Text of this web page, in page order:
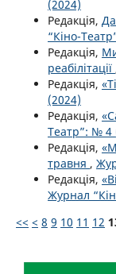
(2024)
Редакція,
“Кіно-
Редакція,
реабілітації
Редакція,
(2024)
Редакція,
Театр”: № 4
Редакція,
травня ,
Редакція,
Журнал
<< < 8 9 10 11 12